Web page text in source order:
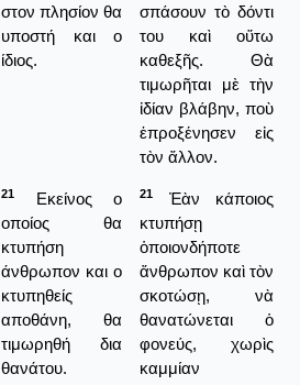
στον πλησίον θα
υποστή και ο
ίδιος.
σπάσουν τὸ δόντι
του καὶ οὕτω
καθεξῆς. Θὰ
τιμωρῆται μὲ τὴν
ἰδίαν βλάβην, ποὺ
ἐπροξένησεν εἰς
τὸν ἄλλον.
21
Εκείνος ο
οποίος θα
κτυπήση
άνθρωπον και ο
κτυπηθείς
αποθάνη, θα
τιμωρηθή δια
θανάτου.
21
Ἐὰν κάποιος
κτυπήσῃ
ὁποιονδήποτε
ἄνθρωπον καὶ τὸν
σκοτώσῃ, νὰ
θανατώνεται ὁ
φονεύς, χωρὶς
καμμίαν